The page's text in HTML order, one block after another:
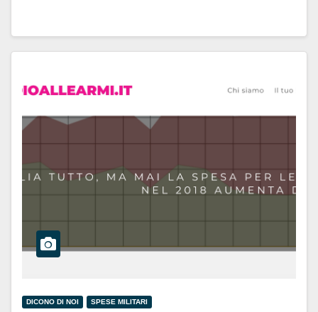
DICONO DI NOI SPESE MILITARI